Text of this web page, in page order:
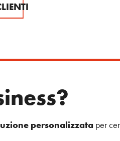
personalizzata per